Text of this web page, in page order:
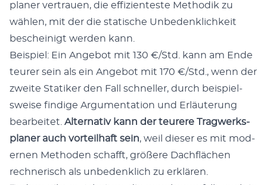
plan­er ver­trauen, die effizien­teste Methodik zu
wählen, mit der die sta­tis­che Unbe­den­klichkeit
bescheinigt wer­den kann.
Beispiel: Ein Ange­bot mit 130 €/Std. kann am Ende
teur­er sein als ein Ange­bot mit 170 €/Std., wenn der
zweite Sta­tik­er den Fall schneller, durch beispiel­
sweise find­i­ge Argu­men­ta­tion und Erläuterung
bear­beit­et. Alter­na­tiv kann der teurere Trag­w­erk­s­
plan­er auch vorteil­haft sein, weil dieser es mit mod­
er­nen Meth­o­d­en schafft, größere Dachflächen
rech­ner­isch als unbe­den­klich zu erk­lären.